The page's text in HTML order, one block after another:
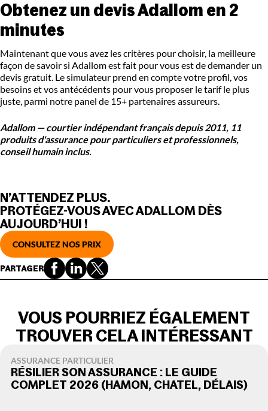
Obtenez un devis Adallom en 2
minutes
Maintenant que vous avez les critères pour choisir, la meilleure
façon de savoir si Adallom est fait pour vous est de demander un
devis gratuit. Le simulateur prend en compte votre profil, vos
besoins et vos antécédents pour vous proposer le tarif le plus
juste, parmi notre panel de 15+ partenaires assureurs.
Adallom — courtier indépendant français depuis 2011, 11
produits d'assurance pour particuliers et professionnels,
conseil humain inclus.
N’ATTENDEZ PLUS.
PROTÉGEZ-VOUS AVEC ADALLOM DÈS
AUJOURD’HUI !
CONSULTEZ NOS PRIX
PARTAGER
VOUS POURRIEZ ÉGALEMENT
TROUVER CELA INTÉRESSANT
ASSURANCE PARTICULIER
RÉSILIER SON ASSURANCE : LE GUIDE
COMPLET 2026 (HAMON, CHATEL, DÉLAIS)